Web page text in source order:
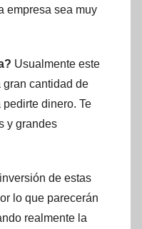
empresa sea muy
Usualmente este
gran cantidad de
dinero. Te
y grandes
de estas
lo que parecerán
realmente la